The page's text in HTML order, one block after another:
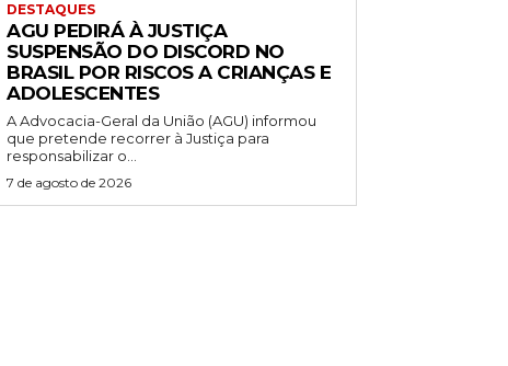
DESTAQUES
AGU PEDIRÁ À JUSTIÇA
SUSPENSÃO DO DISCORD NO
BRASIL POR RISCOS A CRIANÇAS E
ADOLESCENTES
A Advocacia-Geral da União (AGU) informou
que pretende recorrer à Justiça para
responsabilizar o...
7 de agosto de 2026